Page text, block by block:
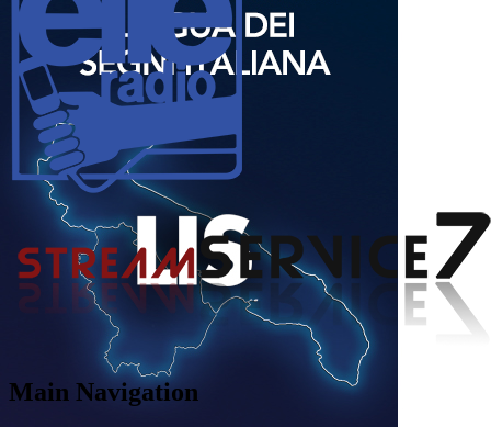
Main Navigation